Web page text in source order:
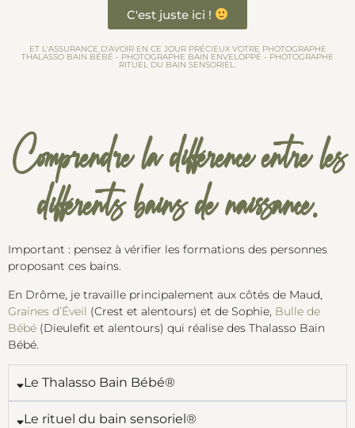
C'est juste ici !
ET L'ASSURANCE D'AVOIR EN CE JOUR PRÉCIEUX VOTRE PHOTOGRAPHE
THALASSO BAIN BÉBÉ - PHOTOGRAPHE BAIN ENVELOPPÉ - PHOTOGRAPHE
RITUEL DU BAIN SENSORIEL.
Comprendre la différence entre les
différents bains de naissance.
Important : pensez à vérifier les formations des personnes
proposant ces bains.
En Drôme, je travaille principalement aux côtés de Maud,
Graines d’Éveil (Crest et alentours) et de Sophie, Bulle de
Bébé (Dieulefit et alentours) qui réalise des Thalasso Bain
Bébé.
Le Thalasso Bain Bébé®
Le rituel du bain sensoriel®